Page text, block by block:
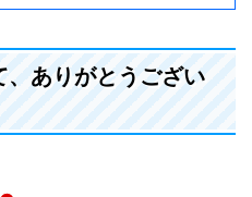
ありがとうござい